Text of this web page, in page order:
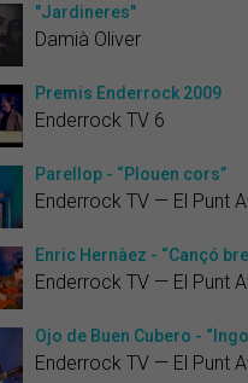
"Jardineres"
Damià Oliver
Premis Enderrock 2009
Enderrock TV 6
Parellop - “Plouen cors”
Enderrock TV — El Punt
Enric Hernàez - “Cançó
Enderrock TV — El Punt
Ojo de Buen Cubero -
Enderrock TV — El Punt